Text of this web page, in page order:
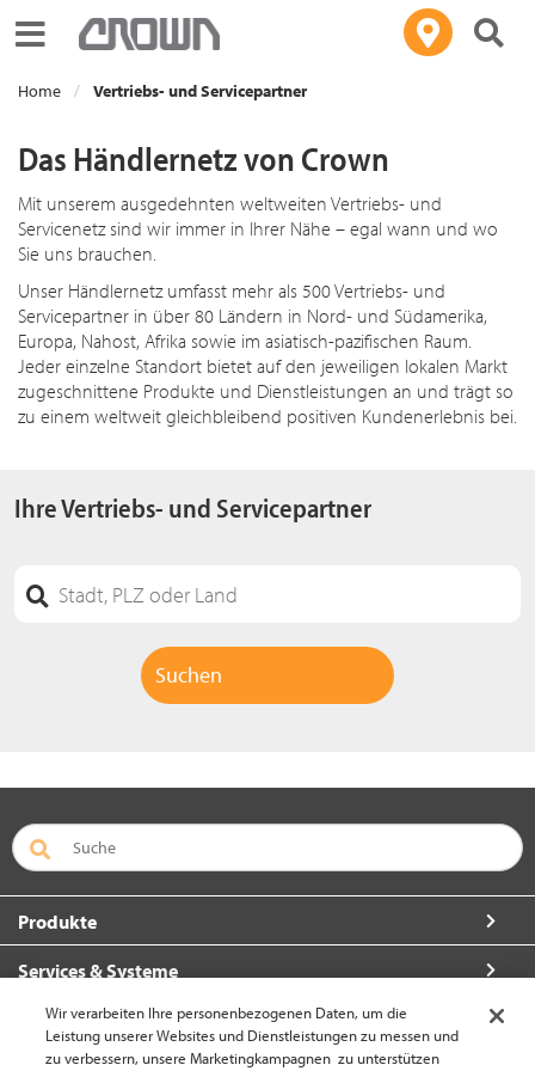
Toggle navigation
Home Vertriebs- und Servicepartner
Das Händlernetz von Crown
Mit unserem ausgedehnten weltweiten Vertriebs- und
Servicenetz sind wir immer in Ihrer Nähe – egal wann und wo
Sie uns brauchen.
Unser Händlernetz umfasst mehr als 500 Vertriebs- und
Servicepartner in über 80 Ländern in Nord- und Südamerika,
Europa, Nahost, Afrika sowie im asiatisch-pazifischen Raum.
Jeder einzelne Standort bietet auf den jeweiligen lokalen Markt
zugeschnittene Produkte und Dienstleistungen an und trägt so
zu einem weltweit gleichbleibend positiven Kundenerlebnis bei.
Ihre Vertriebs- und Servicepartner
Produkte
Services & Systeme
Über Crown
Wir verarbeiten Ihre personenbezogenen Daten, um die
Leistung unserer Websites und Dienstleistungen zu messen und
zu verbessern, unsere Marketingkampagnen zu unterstützen